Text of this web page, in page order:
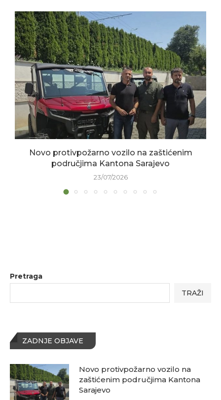
Novo protivpožarno vozilo na zaštićenim
područjima Kantona Sarajevo
23/07/2026
Pretraga
TRAŽI
ZADNJE OBJAVE
Novo protivpožarno vozilo na
zaštićenim područjima Kantona
Sarajevo